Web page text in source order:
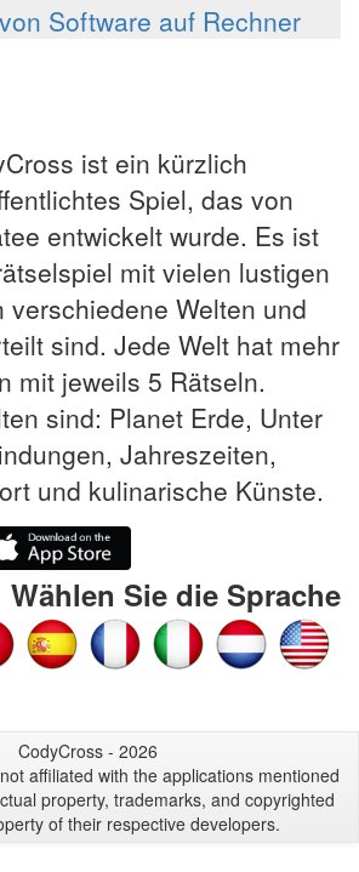
Software auf Rechner
ist ein kürzlich
Spiel, das von
entwickelt wurde. Es ist
mit vielen lustigen
verschiedene Welten und
sind. Jede Welt hat mehr
mit jeweils 5 Rätseln.
sind: Planet Erde, Unter
Jahreszeiten,
und kulinarische Künste.
Wählen Sie die Sprache
CodyCross - 2026
affiliated with the applications mentioned
property, trademarks, and copyrighted
of their respective developers.